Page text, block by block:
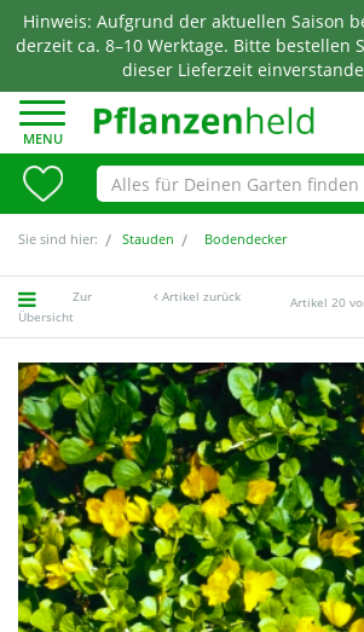
Hinweis: Aufgrund der aktuellen Saison
derzeit ca. 8–10 Werktage. Bitte bestellen
dieser Lieferzeit
MENU
Sie sind hier: Stauden Bodendecker
Zur
Übersicht
Artikel zurück Artikel 20